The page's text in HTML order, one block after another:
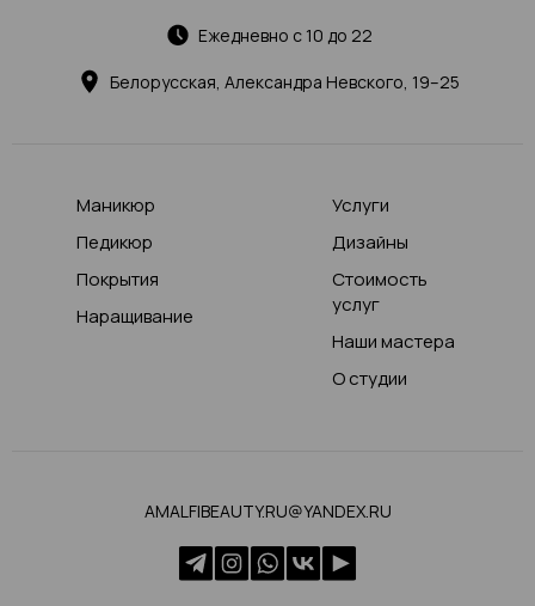
Белорусская, Александра Невского, 19–25
Ежедневно с 10 до 22
Маникюр
Педикюр
Покрытия
Наращивание
Услуги
Дизайны
Стоимость
услуг
Наши мастера
О студии
AMALFIBEAUTY.RU@YANDEX.RU